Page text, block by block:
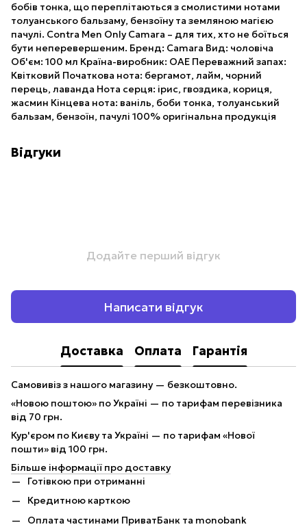
бобів тонка, що переплітаються з смолистими нотами
толуанського бальзаму, бензоїну та земляною магією
пачулі. Contra Men Only Camara – для тих, хто не боїться
бути неперевершеним. Бренд: Camara Вид: чоловіча
Об'єм: 100 мл Країна-виробник: ОАЕ Переважний запах:
Квітковий Початкова нота: бергамот, лайм, чорний
перець, лаванда Нота серця: ірис, гвоздика, кориця,
жасмин Кінцева нота: ваніль, боби тонка, толуанський
бальзам, бензоїн, пачулі 100% оригінальна продукція
Відгуки
Додайте перший відгук
Написати відгук
Доставка Оплата Гарантія
Самовивіз з нашого магазину — безкоштовно.
«Новою поштою» по Україні — по тарифам перевізника
від 70 грн.
Кур'єром по Києву та Україні — по тарифам «Нової
пошти» від 100 грн.
Більше інформації про доставку
Готівкою при отриманні
Кредитною карткою
Оплата частинами ПриватБанк та monobank